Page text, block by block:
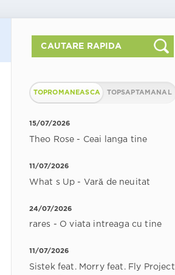
TOPROMANEASCA TOPSAPTAMANAL
15/07/2026
Theo Rose - Ceai langa tine
11/07/2026
What s Up - Vară de neuitat
24/07/2026
rares - O viata intreaga cu tine
11/07/2026
Sistek feat. Morry feat. Fly Project